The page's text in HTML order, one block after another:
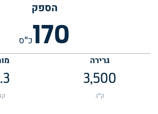
הספק
170כ"ס
גרירה
3,500
ק"ג